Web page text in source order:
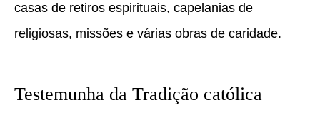
casas de retiros espirituais, capelanias de
religiosas, missões e várias obras de caridade.
Testemunha da Tradição católica